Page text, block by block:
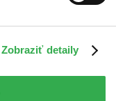
Zobraziť detaily